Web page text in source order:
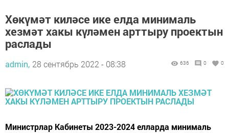
Хөкүмәт киләсе ике елда минималь
хезмәт хакы күләмен арттыру проектын
раслады
admin, 28 сентябрь 2022 - 08:38 636 0 0
Министрлар Кабинеты 2023-2024 елларда минималь